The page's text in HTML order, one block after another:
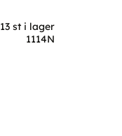
13 st i lager
1114N